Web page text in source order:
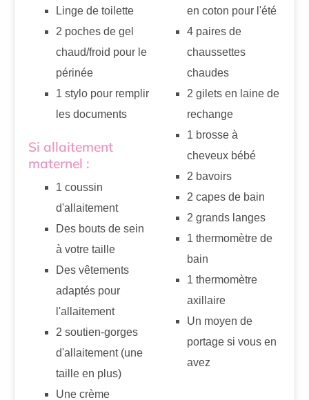
Linge de toilette
2 poches de gel
chaud/froid pour le
périnée
1 stylo pour remplir
les documents
Si allaitement
maternel :
1 coussin
d'allaitement
Des bouts de sein
à votre taille
Des vêtements
adaptés pour
l'allaitement
2 soutien-gorges
d'allaitement (une
taille en plus)
Une crème
en coton pour l'été
4 paires de
chaussettes
chaudes
2 gilets en laine de
rechange
1 brosse à
cheveux bébé
2 bavoirs
2 capes de bain
2 grands langes
1 thermomètre de
bain
1 thermomètre
axillaire
Un moyen de
portage si vous en
avez